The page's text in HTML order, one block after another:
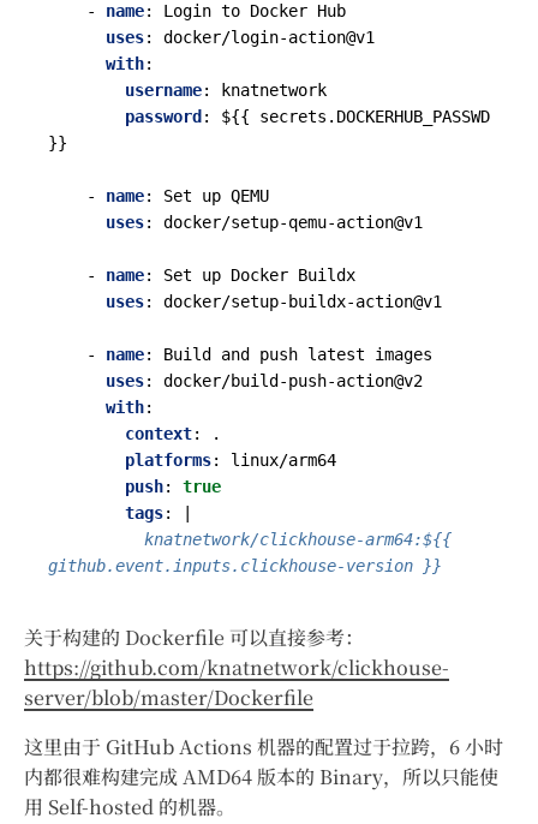
- name:
Login to Docker Hub
uses:
docker/login-action@v1
with:
username:
knatnetwork
password :
${{ secrets.DOCKERHUB_PASSWD
}}
- name:
Set up QEMU
uses: docker/setup-qemu-action@v1
- name:
Set up Docker Buildx
uses: docker/setup-buildx-action@v1
- name:
Build and push latest images
uses:
docker/build-push-action@v2
with:
context:
.
platforms:
linux/arm64
push:
true
tags:
github.event.inputs.clickhouse-version }}
关于构建的 Dockerfile 可以直接参考：
https://github.com/knatnetwork/clickhouse-
server/blob/master/Dockerfile
这里由于 GitHub Actions 机器的配置过于拉跨，6 小时
内都很难构建完成 AMD64 版本的 Binary，所以只能使
用 Self-hosted 的机器。